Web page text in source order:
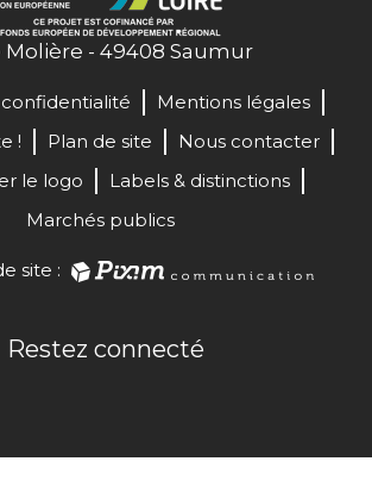
Molière - 49408 Saumur
Mentions légales
!
Plan de site
Nous contacter
le logo
Labels & distinctions
Marchés publics
site :
Restez connecté